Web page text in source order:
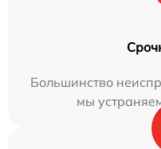
Большинство
мы